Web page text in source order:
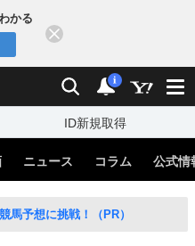
かる
検索 通知
i
ID新規取得
ニュース コラム 公式情
馬予想に挑戦！（PR）